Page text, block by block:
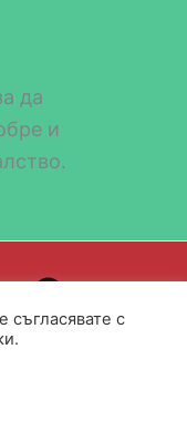
да
и
ALL
UK
съгласявате с